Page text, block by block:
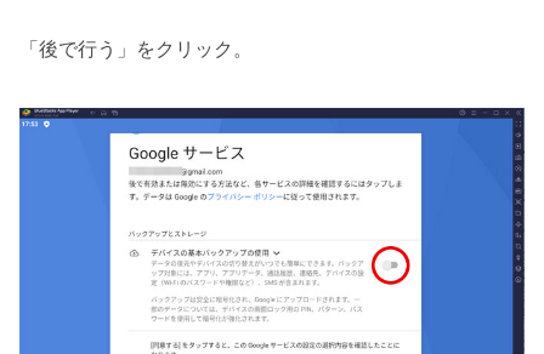
「後で行う」をクリック。